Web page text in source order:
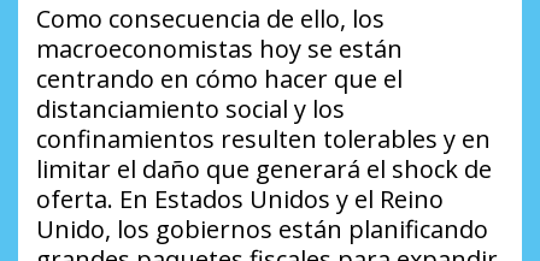
Como consecuencia de ello, los
macroeconomistas hoy se están
centrando en cómo hacer que el
distanciamiento social y los
confinamientos resulten tolerables y en
limitar el daño que generará el shock de
oferta. En Estados Unidos y el Reino
Unido, los gobiernos están planificando